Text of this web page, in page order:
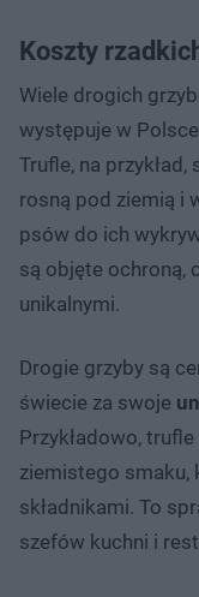
Koszty
Wiele drogich
występuje w
Trufle, na
rosną pod ziemią i
psów do ich
są objęte ochroną,
unikalnymi.
Drogie grzyby są
świecie za swoje
Przykładowo,
ziemistego smaku,
składnikami. To
szefów kuchni i